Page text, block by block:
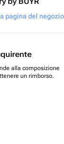
pagina del negozio
alla composizione
un rimborso.